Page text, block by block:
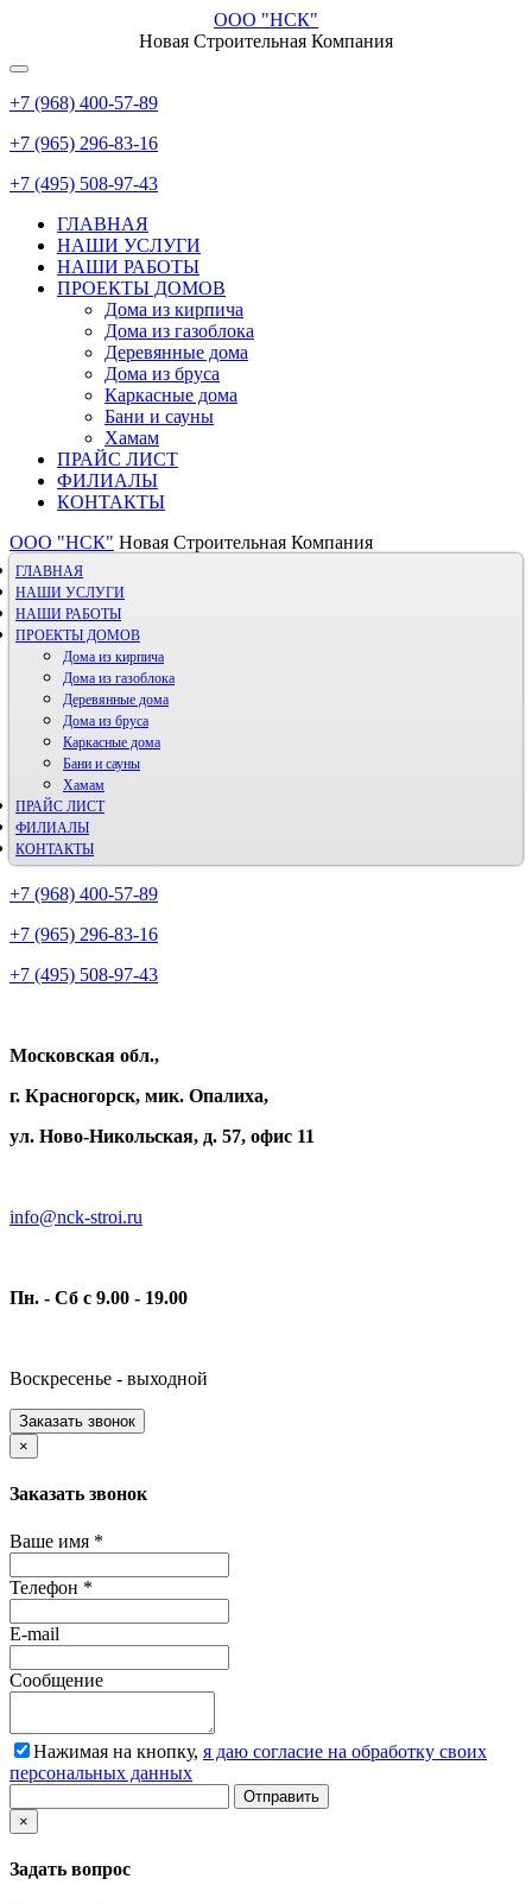
ООО "НСК"
Новая Строительная Компания
+7 (968) 400-57-89
+7 (965) 296-83-16
+7 (495) 508-97-43
ГЛАВНАЯ
НАШИ УСЛУГИ
НАШИ РАБОТЫ
ПРОЕКТЫ ДОМОВ
Дома из кирпича
Дома из газoблока
Деревянные дома
Дома из бруса
Каркасные дома
Бани и сауны
Хамам
ПРАЙС ЛИСТ
ФИЛИАЛЫ
КОНТАКТЫ
ООО "НСК" Новая Строительная Компания
ГЛАВНАЯ
НАШИ УСЛУГИ
НАШИ РАБОТЫ
ПРОЕКТЫ ДОМОВ
Дома из кирпича
Дома из газoблока
Деревянные дома
Дома из бруса
Каркасные дома
Бани и сауны
Хамам
ПРАЙС ЛИСТ
ФИЛИАЛЫ
КОНТАКТЫ
+7 (968) 400-57-89
+7 (965) 296-83-16
+7 (495) 508-97-43
Московская обл.,
г. Красногорск, мик. Опалиха,
ул. Ново-Никольская, д. 57, офис 11
info@nck-stroi.ru
Пн. - Сб с 9.00 - 19.00
Воскресенье - выходной
Заказать звонок
×
Заказать звонок
Ваше имя *
Телефон *
E-mail
Сообщение
Нажимая на кнопку, я даю согласие на обработку своих
персональных данных
Отправить
×
Задать вопрос